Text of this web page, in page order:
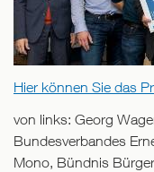
Hier können Sie das
von links: Georg
Bundesverbandes
Mono, Bündnis